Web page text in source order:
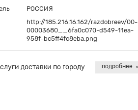
РОССИЯ
http://185.216.16.162/razdobreev/00-
00003680__6fa0c070-d549-11ea-
958f-bc5ff4fc8eba.png
доставки по городу подробнее